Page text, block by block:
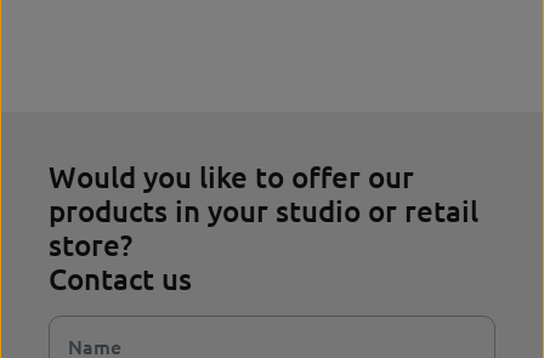
Would you like to offer our
products in your studio or retail
store?
Contact us